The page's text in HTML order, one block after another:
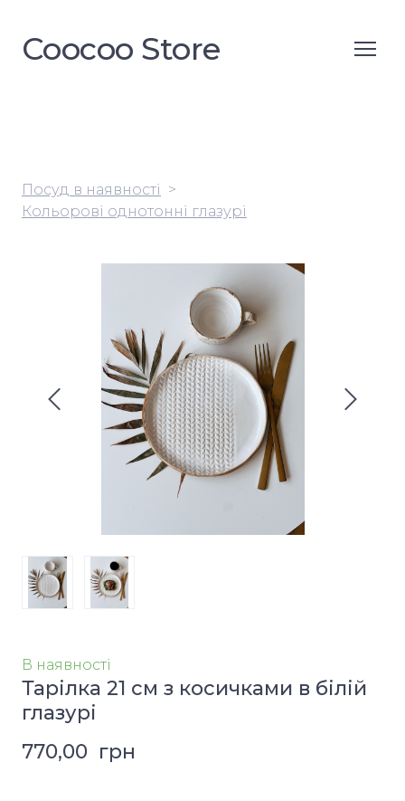
Coocoo Store
Посуд в наявності
Кольорові однотонні глазурі
В наявності
Тарілка 21 см з косичками в білій
глазурі
770,00  грн